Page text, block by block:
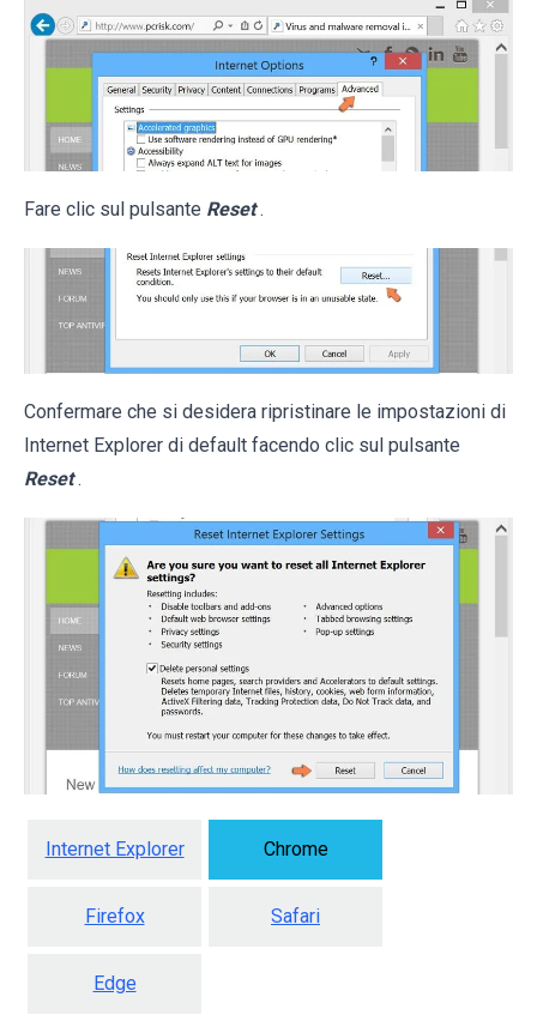
Fare clic sul pulsante Reset .
Confermare che si desidera ripristinare le impostazioni di
Internet Explorer di default facendo clic sul pulsante
Reset .
Internet Explorer Chrome
Firefox Safari
Edge